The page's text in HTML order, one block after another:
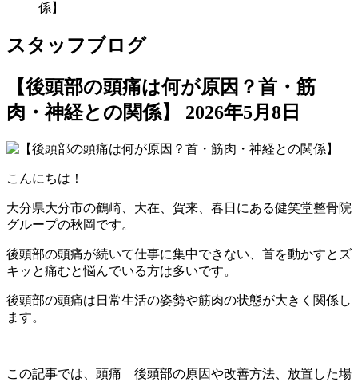
係】
スタッフブログ
【後頭部の頭痛は何が原因？首・筋
肉・神経との関係】
2026年5月8日
こんにちは！
大分県大分市の鶴崎、大在、賀来、春日にある健笑堂整骨院
グループの秋岡です。
後頭部の頭痛が続いて仕事に集中できない、首を動かすとズ
キッと痛むと悩んでいる方は多いです。
後頭部の頭痛は日常生活の姿勢や筋肉の状態が大きく関係し
ます。
この記事では、頭痛 後頭部の原因や改善方法、放置した場